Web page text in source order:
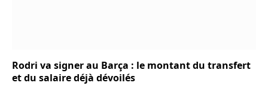
Rodri va signer au Barça : le montant du transfert
et du salaire déjà dévoilés